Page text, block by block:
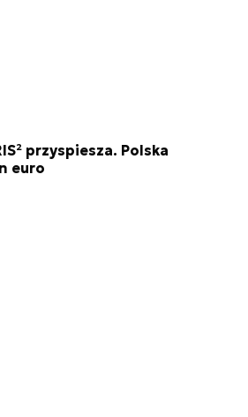
przyspiesza. Polska
euro